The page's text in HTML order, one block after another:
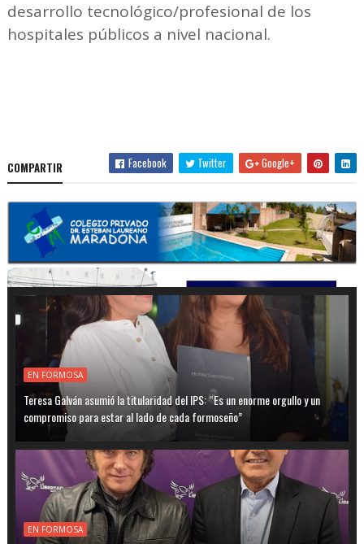
desarrollo tecnológico/profesional de los
hospitales públicos a nivel nacional.
COMPARTIR Facebook Twitter Google+
EN FORMOSA
Teresa Galván asumió la titularidad del IPS: “Es un enorme orgullo y un
compromiso para estar al lado de cada formoseño”
EN FORMOSA